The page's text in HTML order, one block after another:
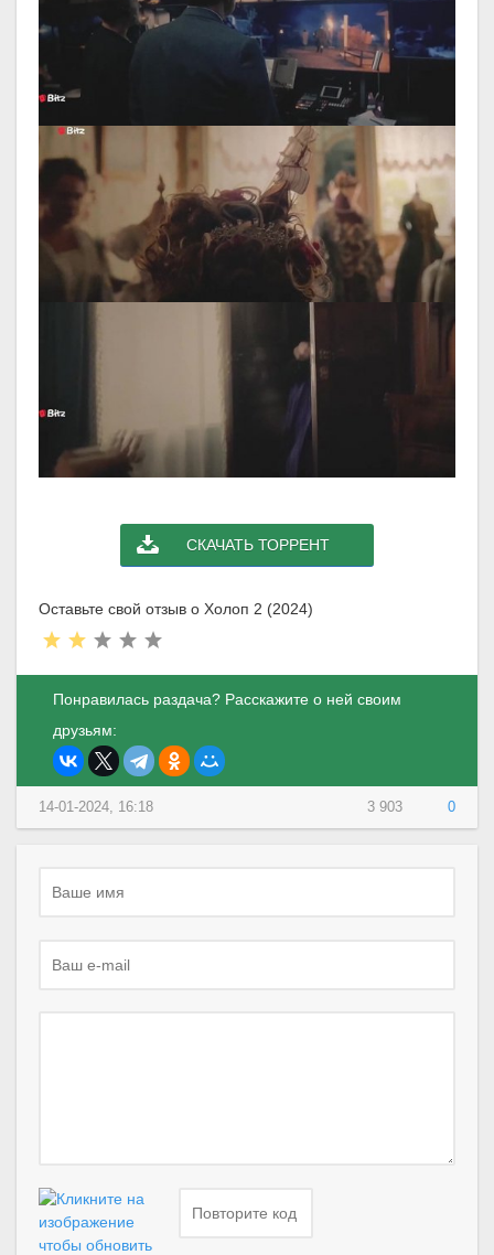
СКАЧАТЬ ТОРРЕНТ
Оставьте свой отзыв о Холоп 2 (2024)
Понравилась раздача? Расскажите о ней своим
друзьям:
3 903 0
14-01-2024, 16:18